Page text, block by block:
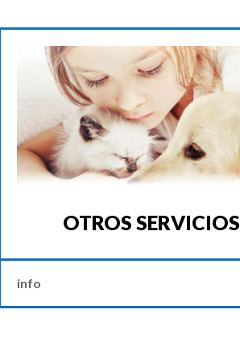
OTROS SERVICIOS
info